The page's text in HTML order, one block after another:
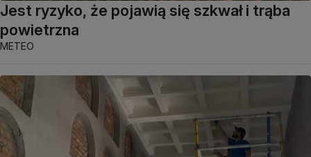
Jest ryzyko, że pojawią się szkwał i trąba
powietrzna
METEO